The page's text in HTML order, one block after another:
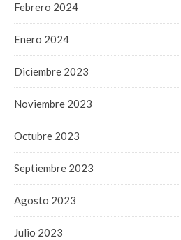
Febrero 2024
Enero 2024
Diciembre 2023
Noviembre 2023
Octubre 2023
Septiembre 2023
Agosto 2023
Julio 2023